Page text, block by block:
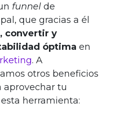
funnel de
que gracias a él
convertir y
óptima en
. A
otros beneficios
aprovechar tu
herramienta: